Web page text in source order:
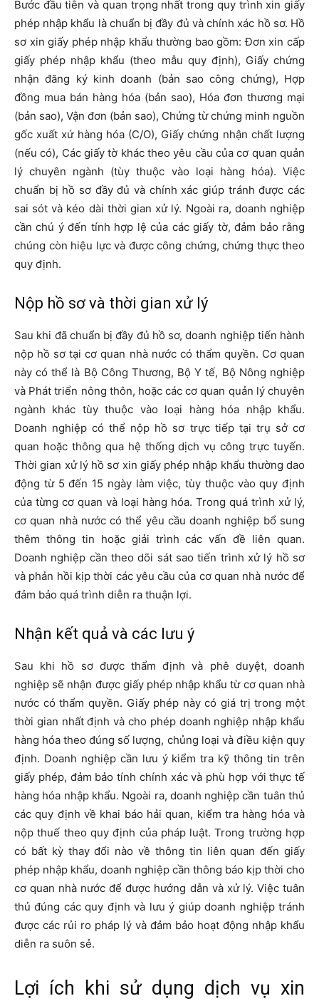
Bước đầu tiên và quan trọng nhất trong quy trình xin giấy
phép nhập khẩu là chuẩn bị đầy đủ và chính xác hồ sơ. Hồ
sơ xin giấy phép nhập khẩu thường bao gồm: Đơn xin cấp
giấy phép nhập khẩu (theo mẫu quy định), Giấy chứng
nhận đăng ký kinh doanh (bản sao công chứng), Hợp
đồng mua bán hàng hóa (bản sao), Hóa đơn thương mại
(bản sao), Vận đơn (bản sao), Chứng từ chứng minh nguồn
gốc xuất xứ hàng hóa (C/O), Giấy chứng nhận chất lượng
(nếu có), Các giấy tờ khác theo yêu cầu của cơ quan quản
lý chuyên ngành (tùy thuộc vào loại hàng hóa). Việc
chuẩn bị hồ sơ đầy đủ và chính xác giúp tránh được các
sai sót và kéo dài thời gian xử lý. Ngoài ra, doanh nghiệp
cần chú ý đến tính hợp lệ của các giấy tờ, đảm bảo rằng
chúng còn hiệu lực và được công chứng, chứng thực theo
quy định.
Nộp hồ sơ và thời gian xử lý
Sau khi đã chuẩn bị đầy đủ hồ sơ, doanh nghiệp tiến hành
nộp hồ sơ tại cơ quan nhà nước có thẩm quyền. Cơ quan
này có thể là Bộ Công Thương, Bộ Y tế, Bộ Nông nghiệp
và Phát triển nông thôn, hoặc các cơ quan quản lý chuyên
ngành khác tùy thuộc vào loại hàng hóa nhập khẩu.
Doanh nghiệp có thể nộp hồ sơ trực tiếp tại trụ sở cơ
quan hoặc thông qua hệ thống dịch vụ công trực tuyến.
Thời gian xử lý hồ sơ xin giấy phép nhập khẩu thường dao
động từ 5 đến 15 ngày làm việc, tùy thuộc vào quy định
của từng cơ quan và loại hàng hóa. Trong quá trình xử lý,
cơ quan nhà nước có thể yêu cầu doanh nghiệp bổ sung
thêm thông tin hoặc giải trình các vấn đề liên quan.
Doanh nghiệp cần theo dõi sát sao tiến trình xử lý hồ sơ
và phản hồi kịp thời các yêu cầu của cơ quan nhà nước để
đảm bảo quá trình diễn ra thuận lợi.
Nhận kết quả và các lưu ý
Sau khi hồ sơ được thẩm định và phê duyệt, doanh
nghiệp sẽ nhận được giấy phép nhập khẩu từ cơ quan nhà
nước có thẩm quyền. Giấy phép này có giá trị trong một
thời gian nhất định và cho phép doanh nghiệp nhập khẩu
hàng hóa theo đúng số lượng, chủng loại và điều kiện quy
định. Doanh nghiệp cần lưu ý kiểm tra kỹ thông tin trên
giấy phép, đảm bảo tính chính xác và phù hợp với thực tế
hàng hóa nhập khẩu. Ngoài ra, doanh nghiệp cần tuân thủ
các quy định về khai báo hải quan, kiểm tra hàng hóa và
nộp thuế theo quy định của pháp luật. Trong trường hợp
có bất kỳ thay đổi nào về thông tin liên quan đến giấy
phép nhập khẩu, doanh nghiệp cần thông báo kịp thời cho
cơ quan nhà nước để được hướng dẫn và xử lý. Việc tuân
thủ đúng các quy định và lưu ý giúp doanh nghiệp tránh
được các rủi ro pháp lý và đảm bảo hoạt động nhập khẩu
diễn ra suôn sẻ.
Lợi ích khi sử dụng dịch vụ xin